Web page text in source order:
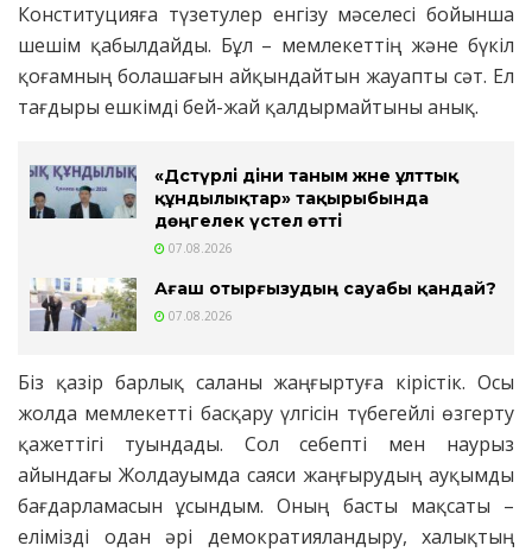
Конституцияға түзетулер енгізу мәселесі бойынша
шешім қабылдайды. Бұл – мемлекеттің және бүкіл
қоғамның болашағын айқындайтын жауапты сәт. Ел
тағдыры ешкімді бей-жай қалдырмайтыны анық.
«Дәстүрлі діни таным және ұлттық
құндылықтар» тақырыбында
дөңгелек үстел өтті
07.08.2026
Ағаш отырғызудың сауабы қандай?
07.08.2026
Біз қазір барлық саланы жаңғыртуға кірістік. Осы
жолда мемлекетті басқару үлгісін түбегейлі өзгерту
қажеттігі туындады. Сол себепті мен наурыз
айындағы Жолдауымда саяси жаңғырудың ауқымды
бағдарламасын ұсындым. Оның басты мақсаты –
елімізді одан әрі демократияландыру, халықтың